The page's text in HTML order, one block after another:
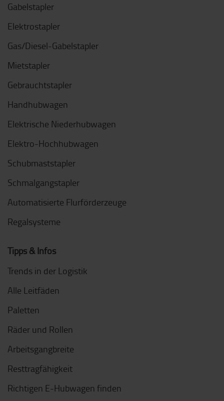
Gabelstapler
Elektrostapler
Gas/Diesel-Gabelstapler
Mietstapler
Gebrauchtstapler
Handhubwagen
Elektrische Niederhubwagen
Elektro-Hochhubwagen
Schubmaststapler
Schmalgangstapler
Automatisierte Flurförderzeuge
Regalsysteme
Tipps & Infos
Trends in der Logistik
Alle Leitfäden
Paletten
Räder und Rollen
Arbeitsgangbreite
Resttragfähigkeit
Richtigen E-Hubwagen finden